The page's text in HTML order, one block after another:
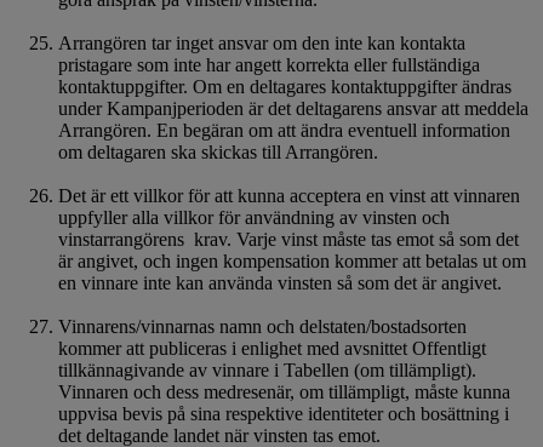
Arrangören tar inget ansvar om den inte kan kontakta
pristagare som inte har angett korrekta eller fullständiga
kontaktuppgifter. Om en deltagares kontaktuppgifter ändras
under Kampanjperioden är det deltagarens ansvar att meddela
Arrangören. En begäran om att ändra eventuell information
om deltagaren ska skickas till Arrangören.
Det är ett villkor för att kunna acceptera en vinst att vinnaren
uppfyller alla villkor för användning av vinsten och
vinstarrangörens krav. Varje vinst måste tas emot så som det
är angivet, och ingen kompensation kommer att betalas ut om
en vinnare inte kan använda vinsten så som det är angivet.
Vinnarens/vinnarnas namn och delstaten/bostadsorten
kommer att publiceras i enlighet med avsnittet Offentligt
tillkännagivande av vinnare i Tabellen (om tillämpligt).
Vinnaren och dess medresenär, om tillämpligt, måste kunna
uppvisa bevis på sina respektive identiteter och bosättning i
det deltagande landet när vinsten tas emot.